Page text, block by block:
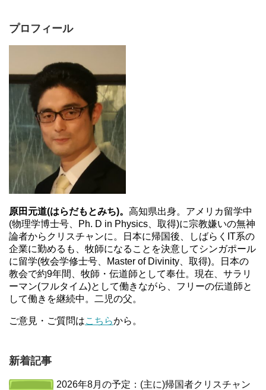
プロフィール
原田元道(はらだもとみち)。 高知県出身。アメリカ留学中
(物理学博士号、Ph. D in Physics、取得)に宗教嫌いの無神
論者からクリスチャンに。日本に帰国後、しばらくIT系の
企業に勤めるも、牧師になることを決意してシンガポール
に留学(牧会学修士号、Master of Divinity、取得)。日本の
教会で約9年間、牧師・伝道師として奉仕。現在、サラリ
ーマン(フルタイム)として働きながら、フリーの伝道師と
して働きを継続中。二児の父。
ご意見・ご質問はこちらから。
新着記事
2026年8月の予定：(主に)帰国者クリスチャン